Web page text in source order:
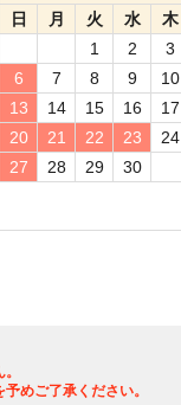
日
月 火 水 木
1
2 3
6
7 8 9 10
13
14 15 16 17
20
21 22 23 24
27
28 29 30
めご了承ください。